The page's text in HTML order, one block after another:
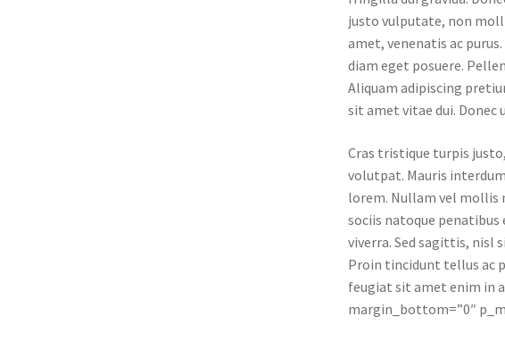
justo vulputate, non
amet, venenatis ac
diam eget posuere.
Aliquam adipiscing
sit amet vitae dui. Donec
Cras tristique turpis
volutpat. Mauris
lorem. Nullam vel mollis
sociis natoque penatibus
viverra. Sed sagittis, nisl
Proin tincidunt tellus ac
feugiat sit amet enim in
margin_bottom=”0″